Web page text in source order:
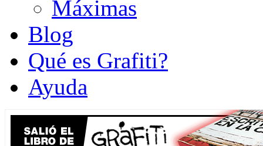
Máximas
Blog
Qué es Grafiti?
Ayuda